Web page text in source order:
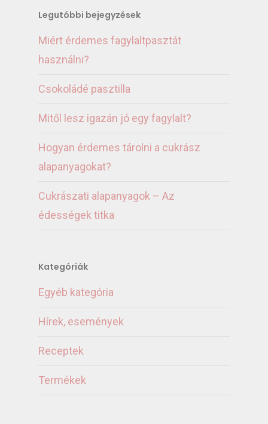
Legutóbbi bejegyzések
Miért érdemes fagylaltpasztát
használni?
Csokoládé pasztilla
Mitől lesz igazán jó egy fagylalt?
Hogyan érdemes tárolni a cukrász
alapanyagokat?
Cukrászati alapanyagok – Az
édességek titka
Kategóriák
Egyéb kategória
Hírek, események
Receptek
Termékek